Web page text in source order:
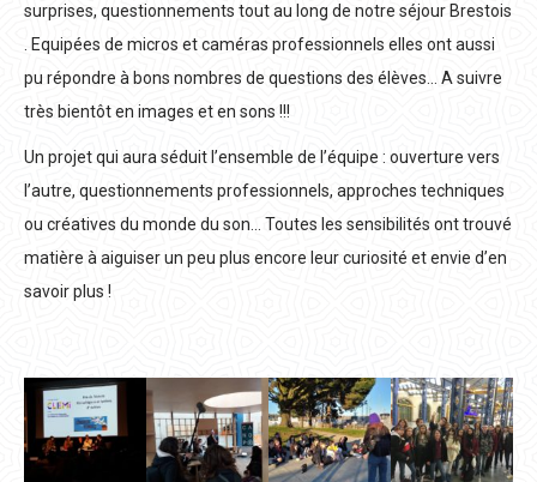
surprises, questionnements tout au long de notre séjour Brestois
. Equipées de micros et caméras professionnels elles ont aussi
pu répondre à bons nombres de questions des élèves… A suivre
très bientôt en images et en sons !!!
Un projet qui aura séduit l’ensemble de l’équipe : ouverture vers
l’autre, questionnements professionnels, approches techniques
ou créatives du monde du son… Toutes les sensibilités ont trouvé
matière à aiguiser un peu plus encore leur curiosité et envie d’en
savoir plus !